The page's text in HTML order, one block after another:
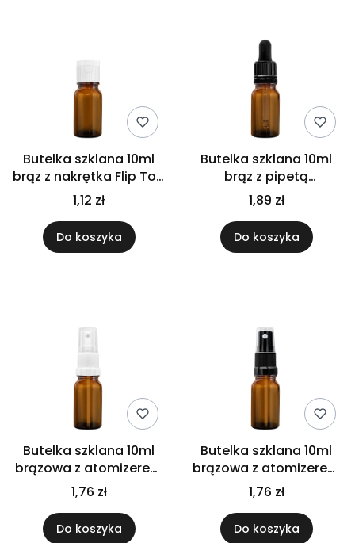
Butelka szklana 10ml
brąz z nakrętka Flip Top
białą
1,12 zł
Do koszyka
Butelka szklana 10ml
brąz z pipetą
gwarancyjna
1,89 zł
Do koszyka
Butelka szklana 10ml
brązowa z atomizerem
białym
1,76 zł
Do koszyka
Butelka szklana 10ml
brązowa z atomizerem
czarnym
1,76 zł
Do koszyka